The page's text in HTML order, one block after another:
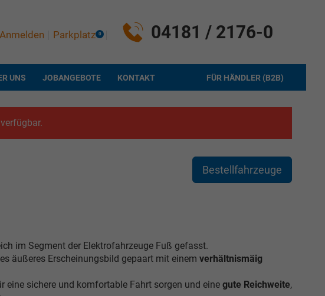
04181 / 2176-0
Anmelden Parkplatz 0
UNS JOBANGEBOTE FÜR HÄNDLER (B2B)
KONTAKT
Bestellfahrzeuge
im Segment der Elektrofahrzeuge Fuß gefasst.
äußeres Erscheinungsbild gepaart mit einem verhältnismäig
eine sichere und komfortable Fahrt sorgen und eine gute Reichweite,